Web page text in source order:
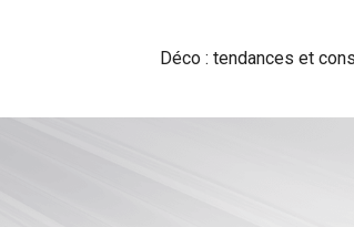
Déco : tendances et